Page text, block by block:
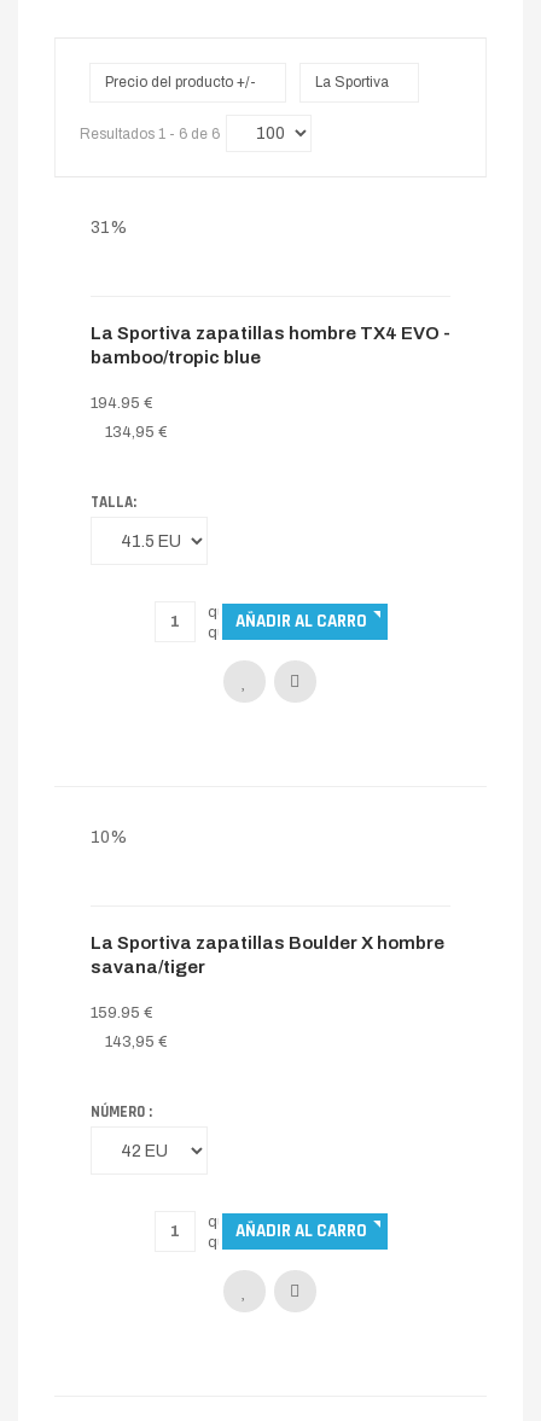
Precio del producto +/- La Sportiva
Resultados 1 - 6 de 6
31%
La Sportiva zapatillas hombre TX4 EVO -
bamboo/tropic blue
194.95 €
134,95 €
TALLA:
10%
La Sportiva zapatillas Boulder X hombre
savana/tiger
159.95 €
143,95 €
NÚMERO :